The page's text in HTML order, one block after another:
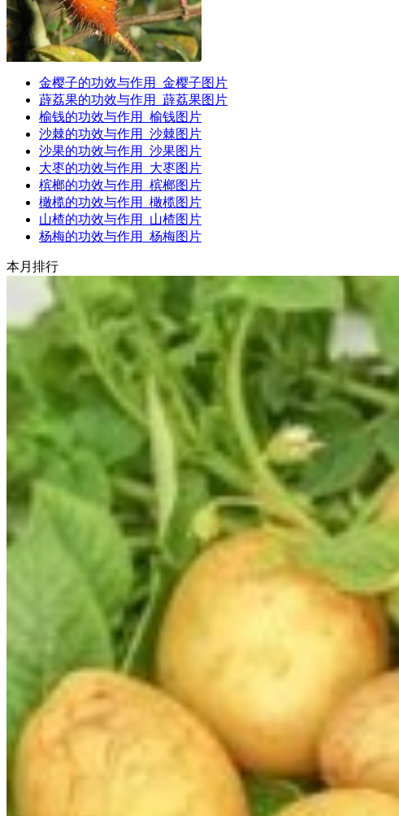
金樱子的功效与作用_金樱子图片
薜荔果的功效与作用_薜荔果图片
榆钱的功效与作用_榆钱图片
沙棘的功效与作用_沙棘图片
沙果的功效与作用_沙果图片
大枣的功效与作用_大枣图片
槟榔的功效与作用_槟榔图片
橄榄的功效与作用_橄榄图片
山楂的功效与作用_山楂图片
杨梅的功效与作用_杨梅图片
本月排行